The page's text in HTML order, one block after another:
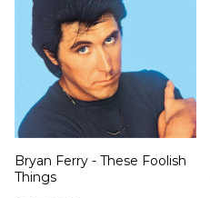
Bryan Ferry - These Foolish
Things